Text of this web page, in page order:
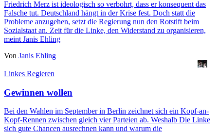
Friedrich Merz ist ideologisch so verbohrt, dass er konsequent das
Falsche tut. Deutschland hängt in der Krise fest. Doch statt die
Probleme anzugehen, setzt die Regierung nun den Rotstift beim
Sozialstaat an. Zeit für die Linke, den Widerstand zu organisieren,
meint Janis Ehling
Von Janis Ehling
Linkes Regieren
Gewinnen wollen
Bei den Wahlen im September in Berlin zeichnet sich ein Kopf-an-
Kopf-Rennen zwischen gleich vier Parteien ab. Weshalb Die Linke
sich gute Chancen ausrechnen kann und warum die